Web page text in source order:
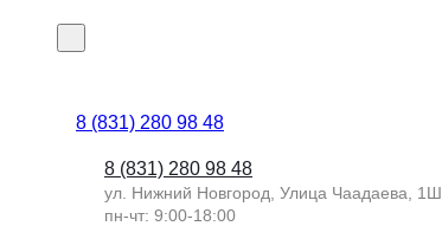
8 (831) 280 98 48
8 (831) 280 98 48
ул. Нижний Новгород, Улица Чаадаева, 1Ш
пн-чт: 9:00-18:00